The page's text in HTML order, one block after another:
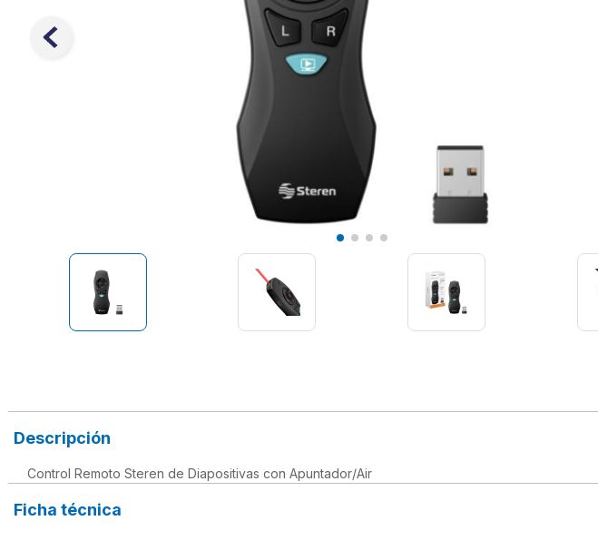
Descripción
Control Remoto Steren de Diapositivas con Apuntador/Air
Ficha técnica